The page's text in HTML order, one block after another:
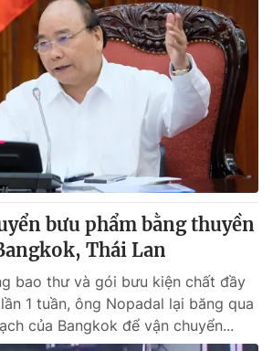
bưu phẩm bằng thuyền
Thái Lan
bao thư và gói bưu kiện chất đầy
1 tuần, ông Nopadal lại băng qua
của Bangkok để vận chuyển...